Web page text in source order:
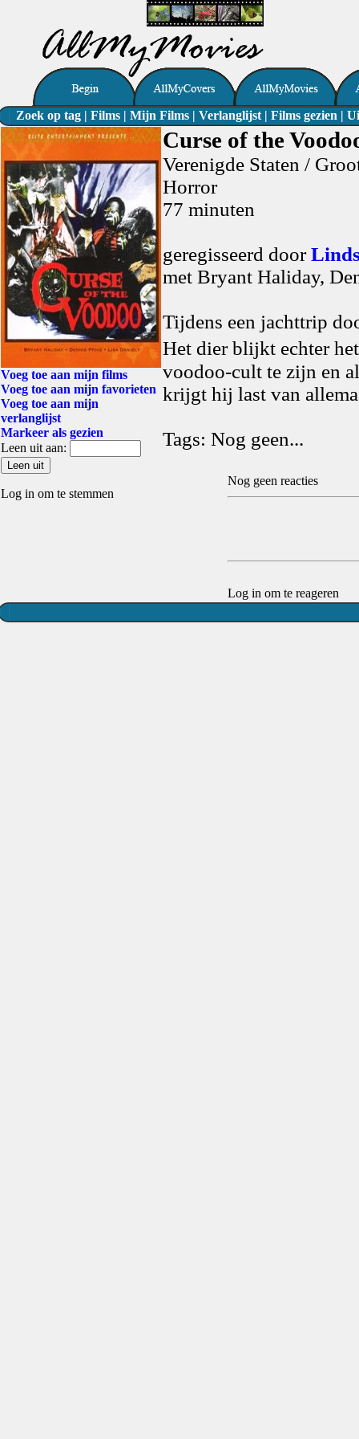
Zoek op tag | Films | Mijn Films | Verlanglijst | Films gezien |
Voeg toe aan mijn films
Voeg toe aan mijn favorieten
Voeg toe aan mijn
verlanglijst
Markeer als gezien
Leen uit aan:
Log in om te stemmen
Curse of the
Verenigde Staten /
Horror
77 minuten
geregisseerd door
met Bryant Haliday,
Tijdens een jachttrip
Het dier blijkt echter
voodoo-cult te zijn en
krijgt hij last van
Tags: Nog geen...
Nog geen reacties
Log in om te reageren